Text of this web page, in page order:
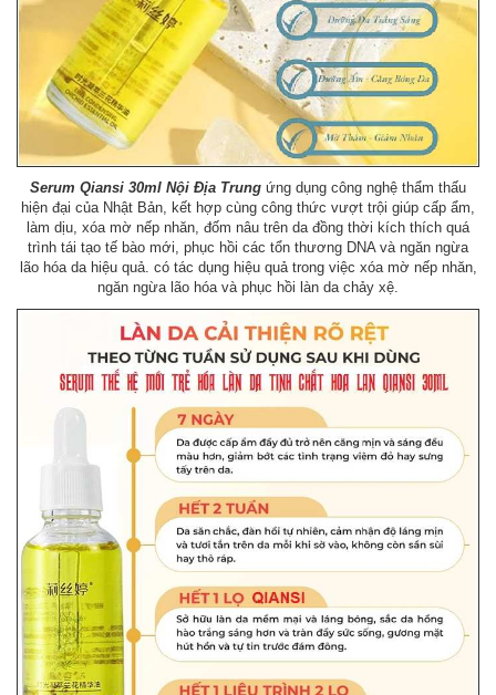
Serum Qiansi 30ml Nội Địa Trung ứng dụng công nghệ thẩm thấu
hiện đại của Nhật Bản, kết hợp cùng công thức vượt trội giúp cấp ẩm,
làm dịu, xóa mờ nếp nhăn, đốm nâu trên da đồng thời kích thích quá
trình tái tạo tế bào mới, phục hồi các tổn thương DNA và ngăn ngừa
lão hóa da hiệu quả. có tác dụng hiệu quả trong việc xóa mờ nếp nhăn,
ngăn ngừa lão hóa và phục hồi làn da chảy xệ.